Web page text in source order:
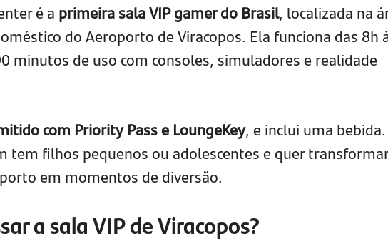
é a primeira sala VIP gamer do Brasil, localizada na
do Aeroporto de Viracopos. Ela funciona das 8h
minutos de uso com consoles, simuladores e realidade
com Priority Pass e LoungeKey, e inclui uma bebida.
tem filhos pequenos ou adolescentes e quer
em momentos de diversão.
a sala VIP de Viracopos?